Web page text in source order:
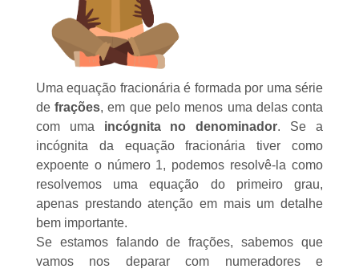
Uma equação fracionária é formada por uma série
defrações, em que pelo menos uma delas conta
com uma incógnita no denominador. Se a
incógnita da equação fracionária tiver como
expoente o número 1, podemos resolvê-la como
resolvemos uma equação do primeiro grau,
apenas prestando atenção em mais um detalhe
bem importante.
Se estamos falando de frações, sabemos que
vamos nos deparar com numeradores e